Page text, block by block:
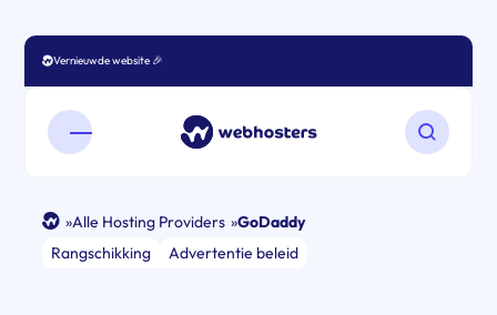
Vergelijk 200+ Hosters
Open mobiel menu Zoeken
»Alle Hosting Providers »GoDaddy
Rangschikking
Advertentie beleid